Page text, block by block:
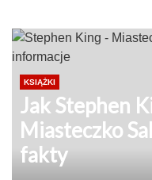
KSIĄŻKI
Jak Stephen
Miasteczko
fakty